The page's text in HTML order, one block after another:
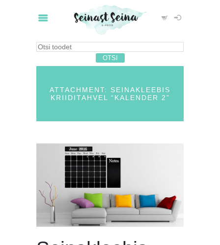
ATTACHMENT: SEINAKLEEBIS
KRIIDITAHVEL “KALENDER 2”